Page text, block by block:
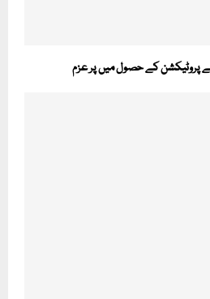
پروٹیکشن کے حصول میں پر عزم